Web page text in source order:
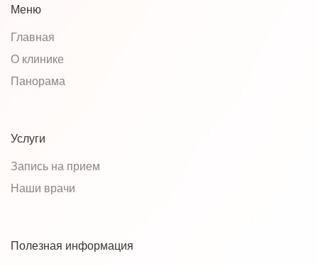
Меню
Главная
О клинике
Панорама
Услуги
Запись на прием
Наши врачи
Полезная информация